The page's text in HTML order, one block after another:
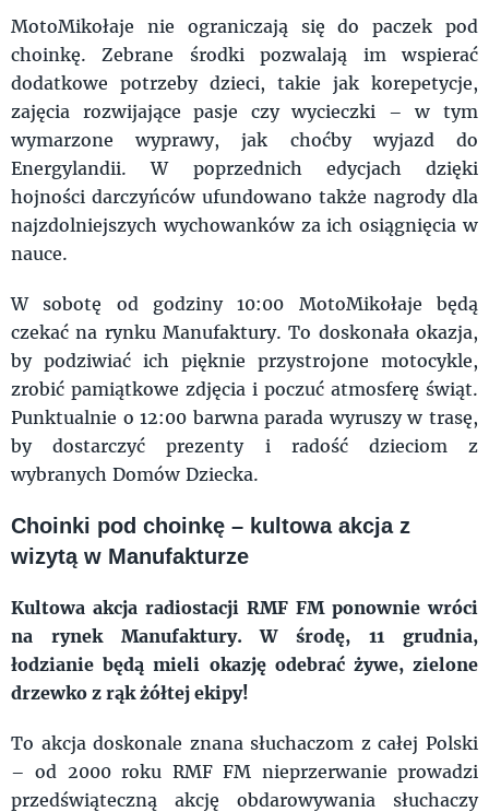
MotoMikołaje nie ograniczają się do paczek pod
choinkę. Zebrane środki pozwalają im wspierać
dodatkowe potrzeby dzieci, takie jak korepetycje,
zajęcia rozwijające pasje czy wycieczki – w tym
wymarzone wyprawy, jak choćby wyjazd do
Energylandii. W poprzednich edycjach dzięki
hojności darczyńców ufundowano także nagrody dla
najzdolniejszych wychowanków za ich osiągnięcia w
nauce.
W sobotę od godziny 10:00 MotoMikołaje będą
czekać na rynku Manufaktury. To doskonała okazja,
by podziwiać ich pięknie przystrojone motocykle,
zrobić pamiątkowe zdjęcia i poczuć atmosferę świąt.
Punktualnie o 12:00 barwna parada wyruszy w trasę,
by dostarczyć prezenty i radość dzieciom z
wybranych Domów Dziecka.
Choinki pod choinkę – kultowa akcja z
wizytą w Manufakturze
Kultowa akcja radiostacji RMF FM ponownie wróci
na rynek Manufaktury. W środę, 11 grudnia,
łodzianie będą mieli okazję odebrać żywe, zielone
drzewko z rąk żółtej ekipy!
To akcja doskonale znana słuchaczom z całej Polski
– od 2000 roku RMF FM nieprzerwanie prowadzi
przedświąteczną akcję obdarowywania słuchaczy